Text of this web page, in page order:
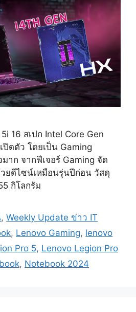
16 สเปก Intel Core Gen
ปิดตัว โดยเป็น Gaming
าก จากฟีเจอร์ Gaming จัด
ยดีไซน์เหมือนรุ่นปีก่อน วัสดุ
กิโลกรัม
,Weekly Update ข่าว IT
, Lenovo Gaming, lenovo
Pro 5, Lenovo Legion Pro
, Notebook 2024